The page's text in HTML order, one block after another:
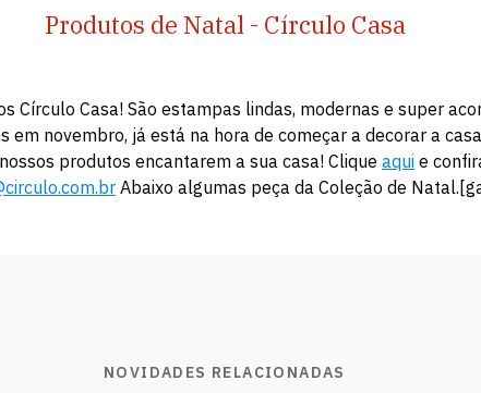
Produtos de Natal - Círculo Casa
Círculo Casa! São estampas lindas, modernas e super
em novembro, já está na hora de começar a decorar a
produtos encantarem a sua casa! Clique aqui e
Abaixo algumas peça da Coleção de
NOVIDADES RELACIONADAS